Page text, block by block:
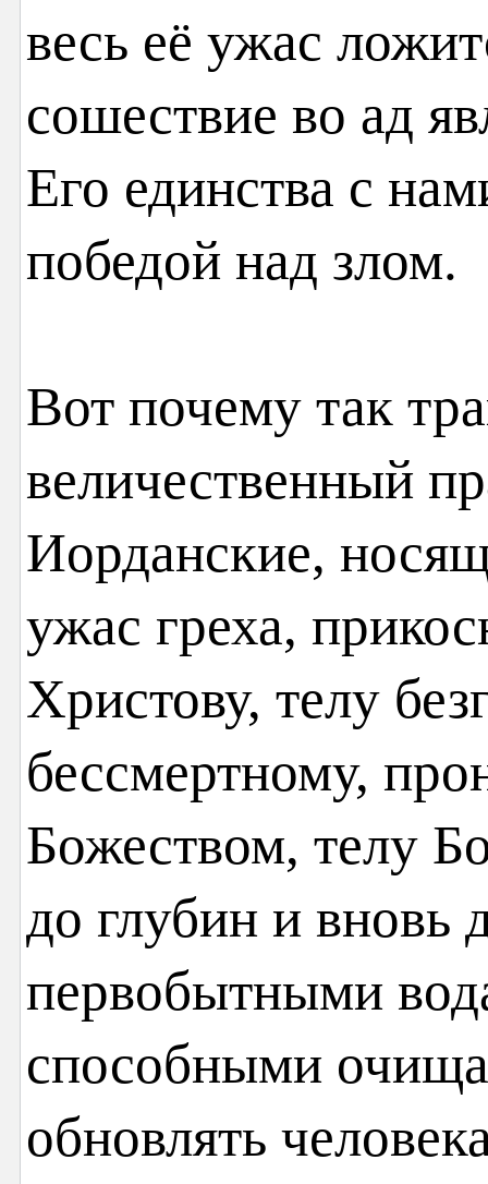
весь её ужас
сошествие во ад
Его единства с
победой над злом.
Вот почему так
величественный
Иорданские,
ужас греха,
Христову, телу
бессмертному,
Божеством, телу
до глубин и вновь
первобытными
способными
обновлять